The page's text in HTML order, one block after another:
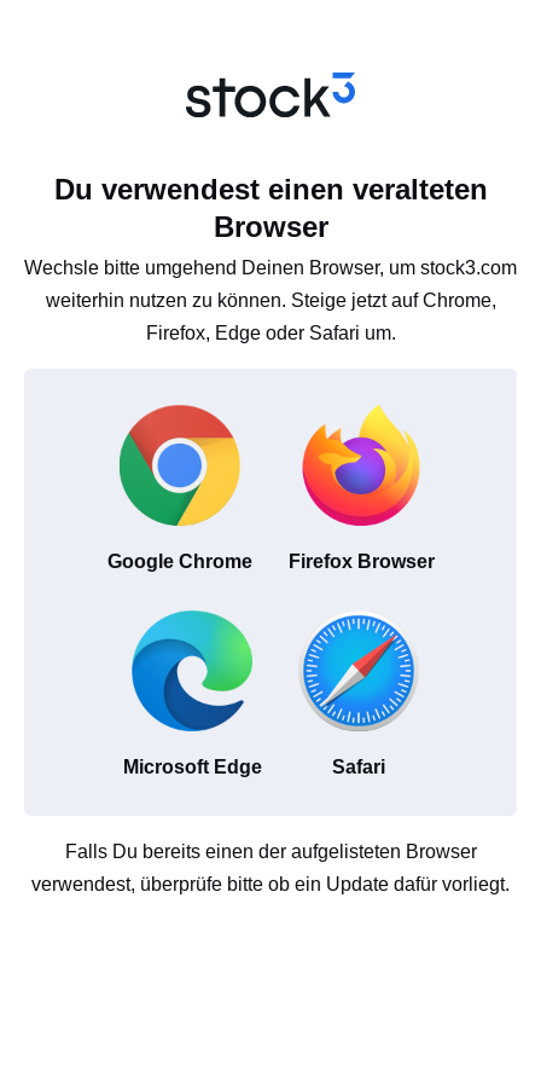
Du verwendest einen veralteten
Browser
Wechsle bitte umgehend Deinen Browser, um stock3.com
weiterhin nutzen zu können. Steige jetzt auf Chrome,
Firefox, Edge oder Safari um.
Google Chrome Firefox Browser
Microsoft Edge Safari
Falls Du bereits einen der aufgelisteten Browser
verwendest, überprüfe bitte ob ein Update dafür vorliegt.